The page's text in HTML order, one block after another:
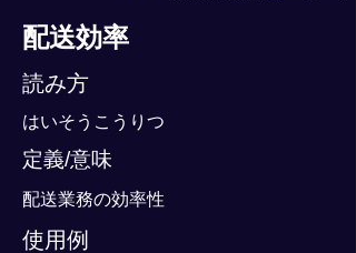
配送効率
読み方
はいそうこうりつ
定義/意味
配送業務の効率性
使用例